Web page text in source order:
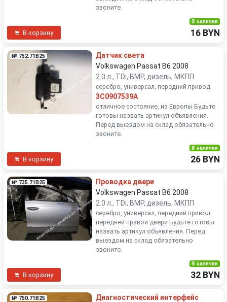
звоните.
В корзину
В наличии
16 BYN
№ 752.71B25
Датчик света
Volkswagen Passat B6 2008
2.0 л., TDi, BMP, дизель, МКПП
серебро, универсал, передний привод
3C0907539A
отличное состояние, из Европы Будьте
готовы назвать артикул объявления.
Перед выездом на склад обязательно
звоните.
В корзину
В наличии
26 BYN
№ 735.71B25
Проводка двери
Volkswagen Passat B6 2008
2.0 л., TDi, BMP, дизель, МКПП
серебро, универсал, передний привод
передней правой двери Будьте готовы
назвать артикул объявления. Перед
выездом на склад обязательно
звоните.
В корзину
В наличии
32 BYN
№ 750.71B25
Диагностический интерфейс